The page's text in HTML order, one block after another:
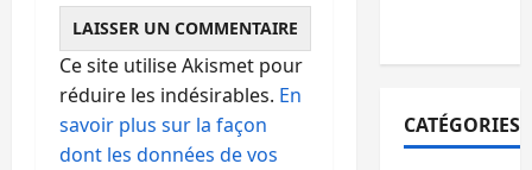
Ce site utilise Akismet pour
réduire les indésirables. En
savoir plus sur la façon
dont les données de vos
CATÉGORIES